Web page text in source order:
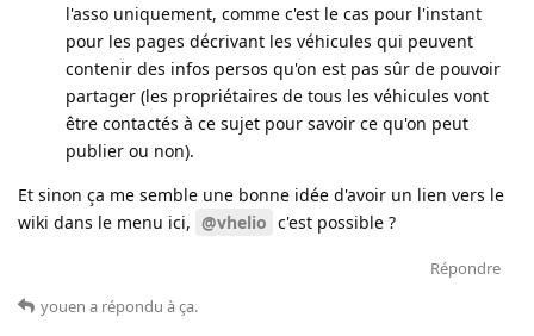
l'asso uniquement, comme c'est le cas pour l'instant
pour les pages décrivant les véhicules qui peuvent
contenir des infos persos qu'on est pas sûr de pouvoir
partager (les propriétaires de tous les véhicules vont
être contactés à ce sujet pour savoir ce qu'on peut
publier ou non).
Et sinon ça me semble une bonne idée d'avoir un lien vers le
wiki dans le menu ici, @vhelio c'est possible ?
Répondre
youen a répondu à ça.